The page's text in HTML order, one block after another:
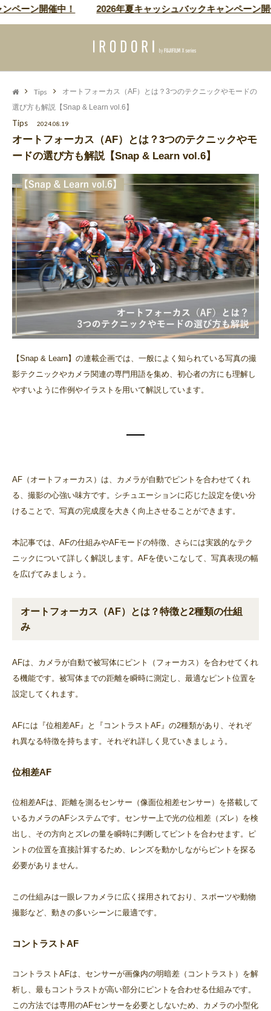
ン開催中！ 2026年夏キャッシュバックキャンペーン開催中
Tips
オートフォーカス（AF）とは？3つのテクニックやモードの
選び方も解説【Snap & Learn vol.6】
Tips 2024.08.19
オートフォーカス（AF）とは？3つのテクニックやモ
ードの選び方も解説【Snap & Learn vol.6】
【Snap & Learn】の連載企画では、一般によく知られている写真の撮
影テクニックやカメラ関連の専門用語を集め、初心者の方にも理解し
やすいように作例やイラストを用いて解説しています。
AF（オートフォーカス）は、カメラが自動でピントを合わせてくれ
る、撮影の心強い味方です。シチュエーションに応じた設定を使い分
けることで、写真の完成度を大きく向上させることができます。
本記事では、AFの仕組みやAFモードの特徴、さらには実践的なテク
ニックについて詳しく解説します。AFを使いこなして、写真表現の幅
を広げてみましょう。
オートフォーカス（AF）とは？特徴と2種類の仕組
み
AFは、カメラが自動で被写体にピント（フォーカス）を合わせてくれ
る機能です。被写体までの距離を瞬時に測定し、最適なピント位置を
設定してくれます。
AFには『位相差AF』と『コントラストAF』の2種類があり、それぞ
れ異なる特徴を持ちます。それぞれ詳しく見ていきましょう。
位相差AF
位相差AFは、距離を測るセンサー（像面位相差センサー）を搭載して
いるカメラのAFシステムです。センサー上で光の位相差（ズレ）を検
出し、その方向とズレの量を瞬時に判断してピントを合わせます。ピ
ントの位置を直接計算するため、レンズを動かしながらピントを探る
必要がありません。
この仕組みは一眼レフカメラに広く採用されており、スポーツや動物
撮影など、動きの多いシーンに最適です。
コントラストAF
コントラストAFは、センサーが画像内の明暗差（コントラスト）を解
析し、最もコントラストが高い部分にピントを合わせる仕組みです。
この方法では専用のAFセンサーを必要としないため、カメラの小型化